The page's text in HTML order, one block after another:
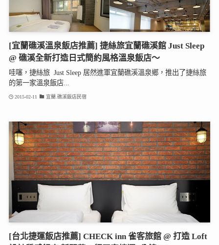
[宜蘭礁溪溫泉飯店推薦] 捷絲旅宜蘭礁溪館 Just Sleep
@ 礁溪全新打造日式簡約風格溫泉飯店～
哇噻，捷絲旅 Just Sleep 居然進軍宜蘭礁溪溫泉鄉，推出了捷絲旅
的第一家溫泉飯店...
2015-02-11 宜蘭.礁溪飯店民宿
[台北捷運飯店推薦] CHECK inn 雀客旅館 @ 打造 Loft